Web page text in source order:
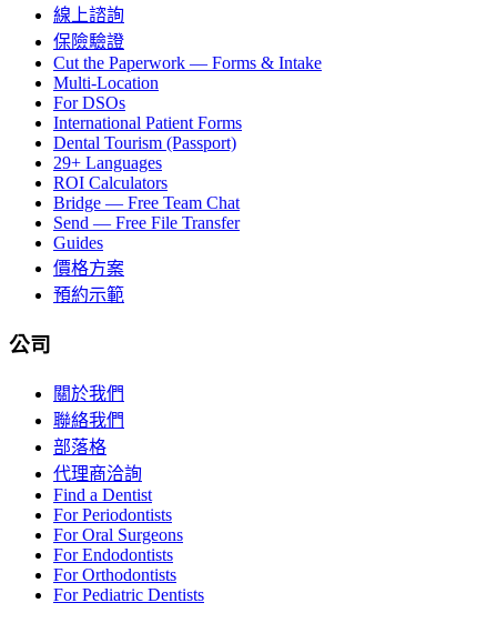
線上諮詢
保險驗證
Cut the Paperwork — Forms & Intake
Multi-Location
For DSOs
International Patient Forms
Dental Tourism (Passport)
29+ Languages
ROI Calculators
Bridge — Free Team Chat
Send — Free File Transfer
Guides
價格方案
預約示範
公司
關於我們
聯絡我們
部落格
代理商洽詢
Find a Dentist
For Periodontists
For Oral Surgeons
For Endodontists
For Orthodontists
For Pediatric Dentists